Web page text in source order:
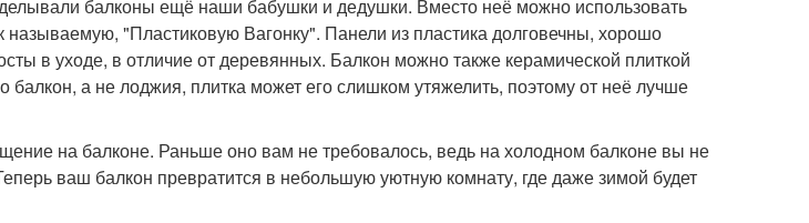
балконы ещё наши бабушки и дедушки. Вместо неё можно использовать
называемую, "Пластиковую Вагонку". Панели из пластика долговечны, хорошо
в уходе, в отличие от деревянных. Балкон можно также керамической плиткой
балкон, а не лоджия, плитка может его слишком утяжелить, поэтому от неё лучше
на балконе. Раньше оно вам не требовалось, ведь на холодном балконе вы не
ваш балкон превратится в небольшую уютную комнату, где даже зимой будет